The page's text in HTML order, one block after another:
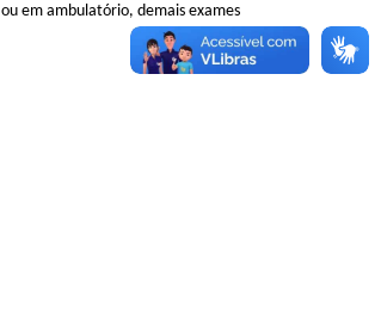
em ambulatório, demais exames